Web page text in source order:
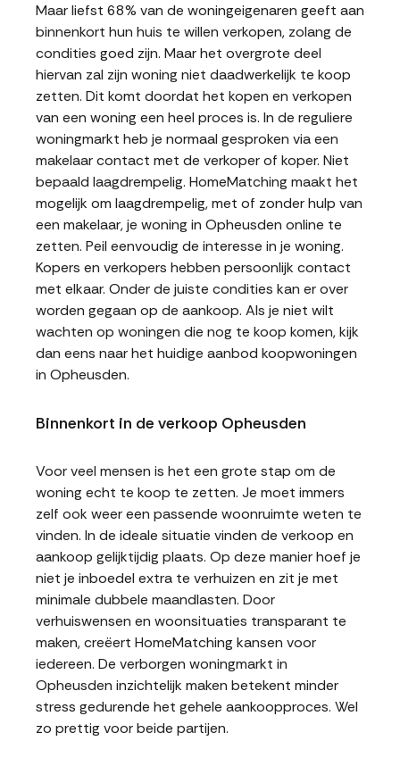
Maar liefst 68% van de woningeigenaren geeft aan
binnenkort hun huis te willen verkopen, zolang de
condities goed zijn. Maar het overgrote deel
hiervan zal zijn woning niet daadwerkelijk te koop
zetten. Dit komt doordat het kopen en verkopen
van een woning een heel proces is. In de reguliere
woningmarkt heb je normaal gesproken via een
makelaar contact met de verkoper of koper. Niet
bepaald laagdrempelig. HomeMatching maakt het
mogelijk om laagdrempelig, met of zonder hulp van
een makelaar, je woning in Opheusden online te
zetten. Peil eenvoudig de interesse in je woning.
Kopers en verkopers hebben persoonlijk contact
met elkaar. Onder de juiste condities kan er over
worden gegaan op de aankoop. Als je niet wilt
wachten op woningen die nog te koop komen, kijk
dan eens naar het huidige aanbod koopwoningen
in Opheusden.
Binnenkort in de verkoop Opheusden
Voor veel mensen is het een grote stap om de
woning echt te koop te zetten. Je moet immers
zelf ook weer een passende woonruimte weten te
vinden. In de ideale situatie vinden de verkoop en
aankoop gelijktijdig plaats. Op deze manier hoef je
niet je inboedel extra te verhuizen en zit je met
minimale dubbele maandlasten. Door
verhuiswensen en woonsituaties transparant te
maken, creëert HomeMatching kansen voor
iedereen. De verborgen woningmarkt in
Opheusden inzichtelijk maken betekent minder
stress gedurende het gehele aankoopproces. Wel
zo prettig voor beide partijen.